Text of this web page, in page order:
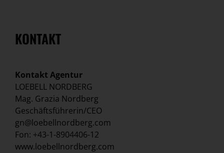
KONTAKT
Kontakt Agentur
LOEBELL NORDBERG
Mag. Grazia Nordberg
Geschäftsführerin/CEO
gn@loebellnordberg.com
Fon: +43-1-8904406-12
www.loebellnordberg.com